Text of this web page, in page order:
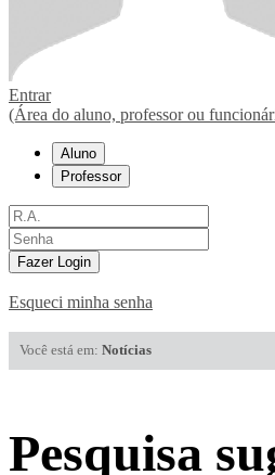
Entrar
(Área do aluno, professor ou
Aluno
Professor
Fazer Login
Esqueci minha senha
Você está em: Notícias
Pesquisa